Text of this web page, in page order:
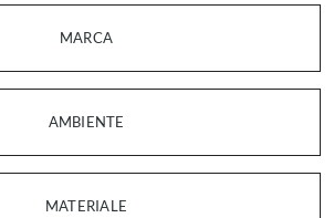
MARCA
AMBIENTE
MATERIALE